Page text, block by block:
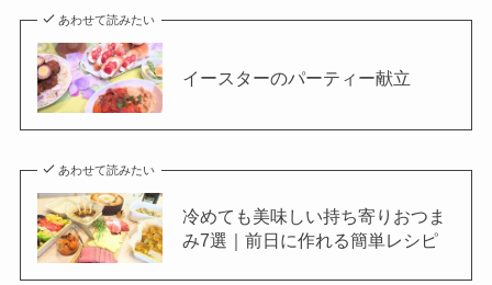
あわせて読みたい
イースターのパーティー献立
あわせて読みたい
冷めても美味しい持ち寄りおつま
み7選｜前日に作れる簡単レシピ